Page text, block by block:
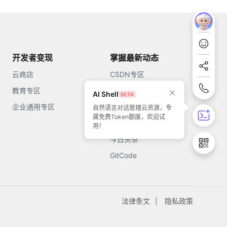
AI Shell
自然语言对话管理云资源，专
属免费Token额度，欢迎试
用！
开发者变现
云商店
教育专区
企业通用专区
掌握最新动态
CSDN专区
知乎
开源中国
今日头条
GitCode
法律条文 隐私政策